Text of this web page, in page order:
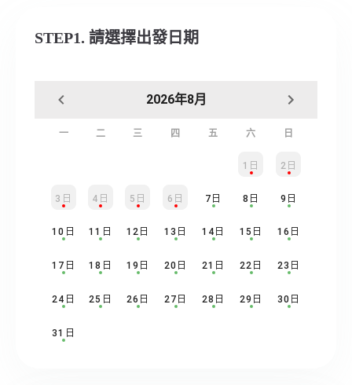
STEP1. 請選擇出發日期
2026年8月
一 二 三 四 五 六 日
1日 2日
3日 4日 5日 6日 7日 8日 9日
10日 11日 12日 13日 14日 15日 16日
17日 18日 19日 20日 21日 22日 23日
24日 25日 26日 27日 28日 29日 30日
31日